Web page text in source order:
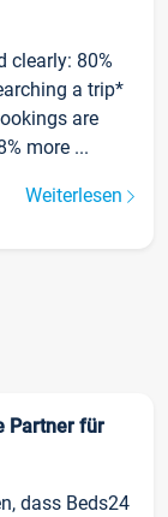
clearly: 80%
a trip*
are
more ...
Weiterlesen
Partner für
dass Beds24